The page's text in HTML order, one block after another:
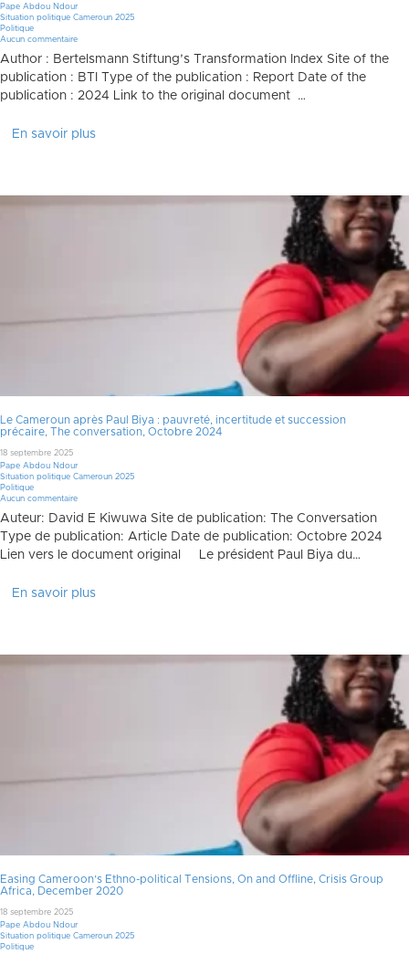
Pape Abdou Ndour
Situation politique Cameroun 2025
Politique
Aucun commentaire
Author : Bertelsmann Stiftung’s Transformation Index Site of the
publication : BTI Type of the publication : Report Date of the
publication : 2024 Link to the original document …
En savoir plus
Le Cameroun après Paul Biya : pauvreté, incertitude et succession
précaire, The conversation, Octobre 2024
18 septembre 2025
Pape Abdou Ndour
Situation politique Cameroun 2025
Politique
Aucun commentaire
Auteur: David E Kiwuwa Site de publication: The Conversation
Type de publication: Article Date de publication: Octobre 2024
Lien vers le document original Le président Paul Biya du…
En savoir plus
Easing Cameroon’s Ethno-political Tensions, On and Offline, Crisis Group
Africa, December 2020
18 septembre 2025
Pape Abdou Ndour
Situation politique Cameroun 2025
Politique